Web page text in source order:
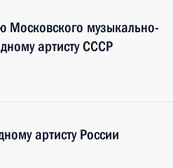
Московского музыкально-
артисту СССР
артисту России